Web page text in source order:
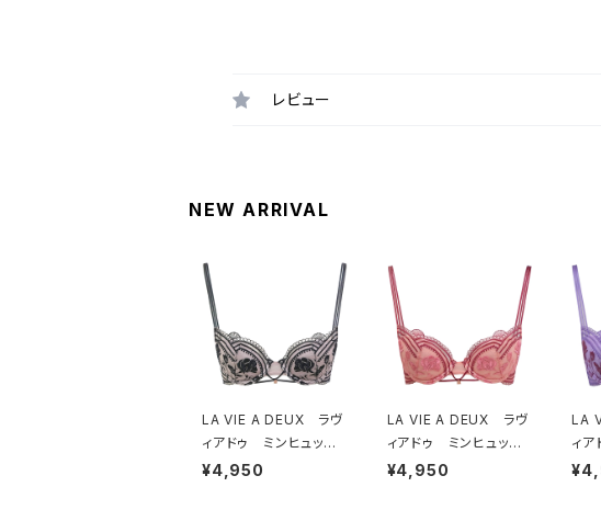
レビュー
NEW ARRIVAL
LA VIE A DEUX ラヴ
ィアドゥ ミンヒュッ
ゲ ブラジャー（ブラッ
¥4,950
LA VIE A DEUX ラヴ
ィアドゥ ミンヒュッ
ゲ ブラジャー（ヒュッ
¥4,950
LA
ィ
ゲ